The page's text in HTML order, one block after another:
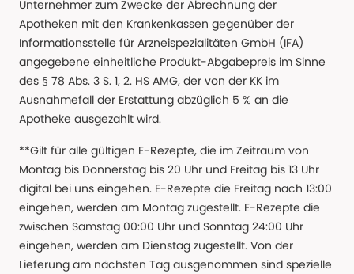
Unternehmer zum Zwecke der Abrechnung der
Apotheken mit den Krankenkassen gegenüber der
Informationsstelle für Arzneispezialitäten GmbH (IFA)
angegebene einheitliche Produkt-Abgabepreis im Sinne
des § 78 Abs. 3 S. 1, 2. HS AMG, der von der KK im
Ausnahmefall der Erstattung abzüglich 5 % an die
Apotheke ausgezahlt wird.
**Gilt für alle gültigen E-Rezepte, die im Zeitraum von
Montag bis Donnerstag bis 20 Uhr und Freitag bis 13 Uhr
digital bei uns eingehen. E-Rezepte die Freitag nach 13:00
eingehen, werden am Montag zugestellt. E-Rezepte die
zwischen Samstag 00:00 Uhr und Sonntag 24:00 Uhr
eingehen, werden am Dienstag zugestellt. Von der
Lieferung am nächsten Tag ausgenommen sind spezielle